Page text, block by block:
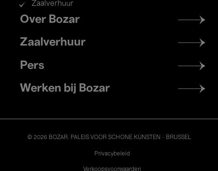
Zaalverhuur
Footer
menu
Over Bozar
Zaalverhuur
Pers
Werken bij Bozar
© 2026 BOZAR. PALEIS VOOR SCHONE KUNSTEN - BRUSSEL
Privacybeleid
Verkoopsvoorwaarden